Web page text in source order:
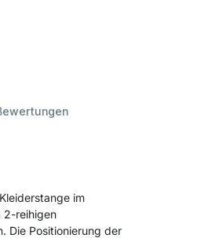
im
2-reihigen
Die Positionierung der